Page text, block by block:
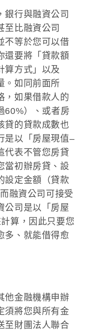
銀行與融資公司
至比融資公司
不等於您可以借
還要將「貸款額
算方式」以及
。如同前面所
，如果借款人的
60%）、或者房
貸的貸款成數也
是以「房屋現值–
代表不管您房貸
當初辦房貸、設
設定金額（貸款
融資公司可接受
公司是以「房屋
算，因此只要您
多、就能借得愈
他金融機構申辦
須將您與所有金
至財團法人聯合